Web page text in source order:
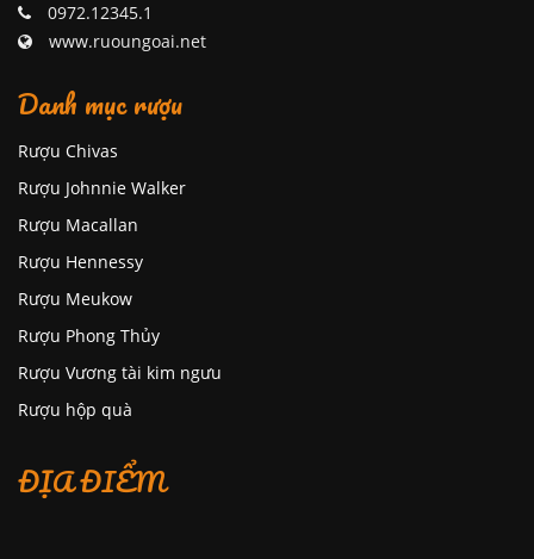
0972.12345.1
www.ruoungoai.net
Danh mục rượu
Rượu Chivas
Rượu Johnnie Walker
Rượu Macallan
Rượu Hennessy
Rượu Meukow
Rượu Phong Thủy
Rượu Vương tài kim ngưu
Rượu hộp quà
ĐỊA ĐIỂM